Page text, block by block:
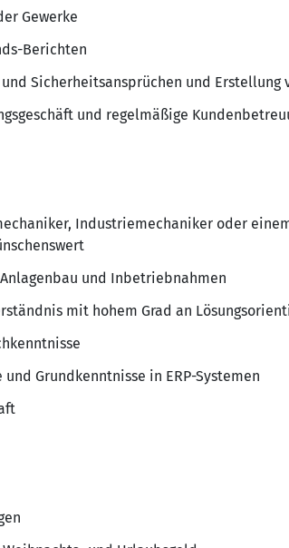
Gewerke
Berichten
Sicherheitsansprüchen und Erstellung
und regelmäßige
Industriemechaniker oder
und Inbetriebnahmen
mit hohem Grad an
und Grundkenntnisse in ERP-Systemen